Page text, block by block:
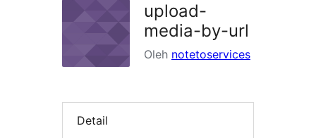
upload-
media-by-url
Oleh notetoservices
Detail